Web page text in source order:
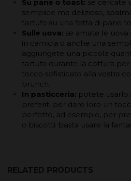
Su pane o toast: se cercate
semplice ma delizioso,
tartufo su una fetta di pane
Sulle uova: se amate le uova
in camicia o anche una
aggiungete una piccola
tartufo durante la cottura
tocco sofisticato alla vostra
brunch.
In pasticceria: potete usarlo
preferiti per dare loro un
perfetto, ad esempio, per
o biscotti: basta usare la
RELATED PRODUCTS